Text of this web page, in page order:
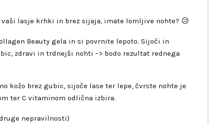
vaši lasje krhki in brez sijaja, imate lomljive nohte? 😥
Beauty gela in si povrnite lepoto. Sijoči in
zdravi in trdnejši nohti –> bodo rezultat rednega
kožo brez gubic, sijoče lase ter lepe, čvrste nohte je
ter C vitaminom odlična izbira.
nepravilnosti)